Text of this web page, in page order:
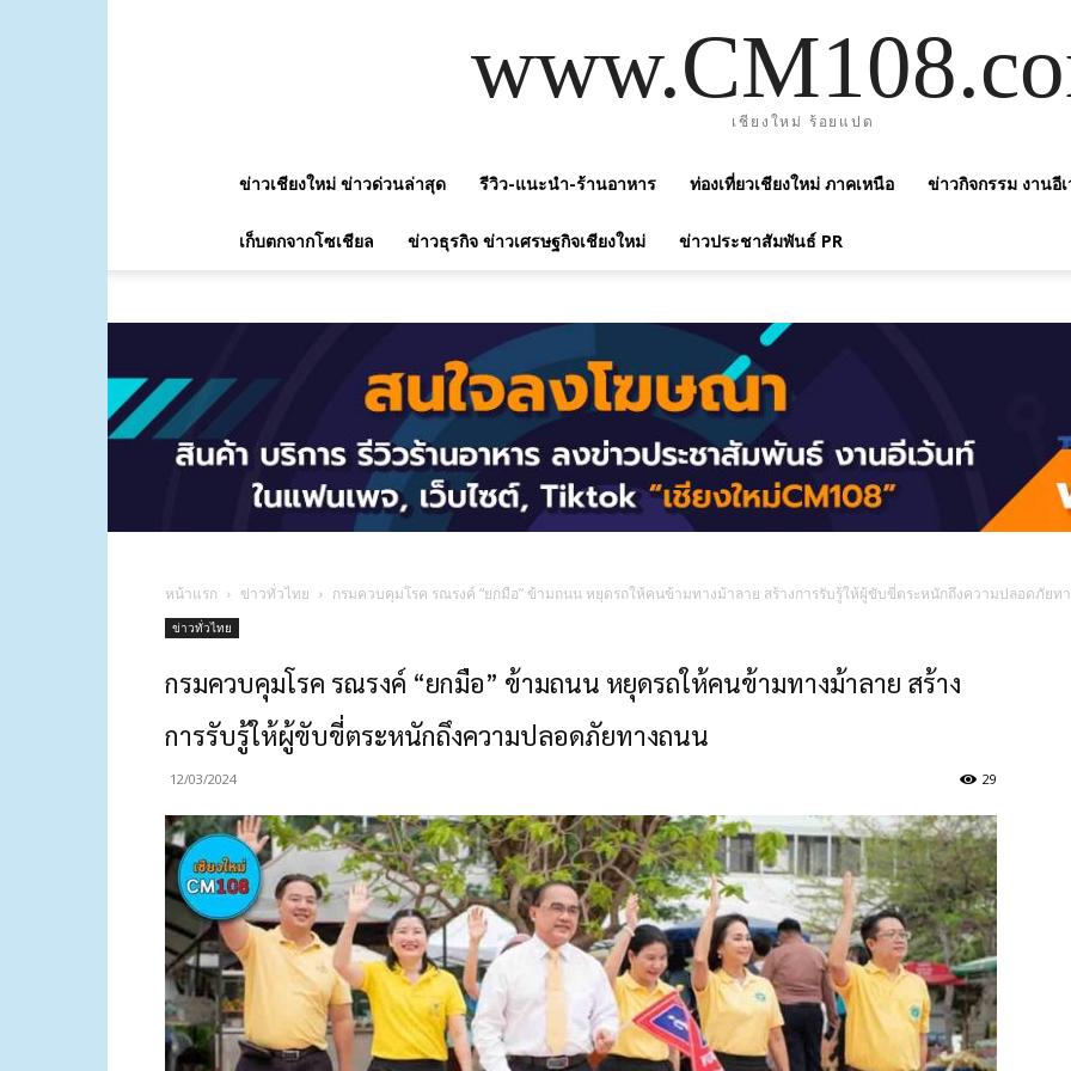
เชียงใหม่ ร้อยแปด
ข่าวเชียงใหม่ ข่าวด่วนล่าสุด รีวิว-แนะนำ-ร้านอาหาร ท่องเที่ยวเชียงใหม่ ภาคเหนือ ข่าวกิจกรรม งานอี
เก็บตกจากโซเชียล ข่าวธุรกิจ ข่าวเศรษฐกิจเชียงใหม่ ข่าวประชาสัมพันธ์ PR
หน้าแรก ข่าวทั่วไทย กรมควบคุมโรค รณรงค์ “ยกมือ” ข้ามถนน หยุดรถให้คนข้ามทางม้าลาย สร้างการรับรู้ให้ผู้ขับขี่ตระหนักถึงความปลอดภัยท
ข่าวทั่วไทย
กรมควบคุมโรค รณรงค์ “ยกมือ” ข้ามถนน หยุดรถให้คนข้ามทางม้าลาย สร้าง
การรับรู้ให้ผู้ขับขี่ตระหนักถึงความปลอดภัยทางถนน
12/03/2024 29